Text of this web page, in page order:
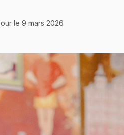
le 9 mars 2026